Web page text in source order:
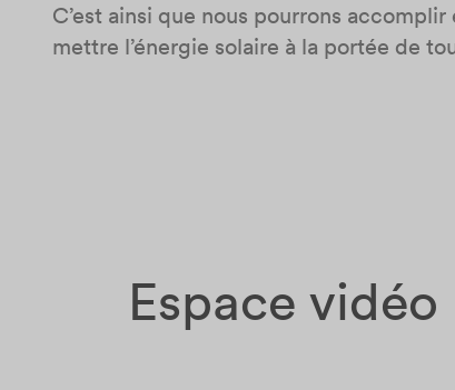
C’est ainsi que nous pourrons
mettre l’énergie solaire à la portée de
Espace vidéo